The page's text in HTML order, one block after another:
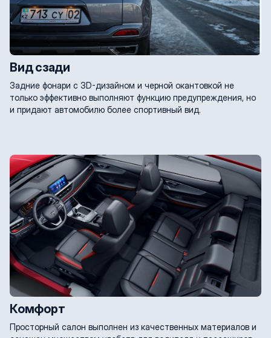
Вид сзади
Задние фонари с 3D-дизайном и черной окантовкой не
только эффективно выполняют функцию предупреждения, но
и придают автомобилю более спортивный вид.
Комфорт
Просторный салон выполнен из качественных материалов и